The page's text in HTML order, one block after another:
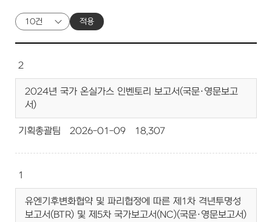
적용
2
2024년 국가 온실가스 인벤토리 보고서(국문·영문보고
서)
기획총괄팀 2026-01-09 18,307
1
유엔기후변화협약 및 파리협정에 따른 제1차 격년투명성
보고서(BTR) 및 제5차 국가보고서(NC)(국문·영문보고서)